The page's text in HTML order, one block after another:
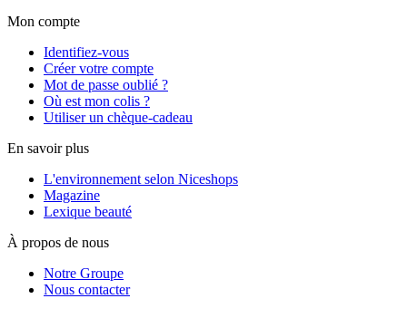
Mon compte
Identifiez-vous
Créer votre compte
Mot de passe oublié ?
Où est mon colis ?
Utiliser un chèque-cadeau
En savoir plus
L'environnement selon Niceshops
Magazine
Lexique beauté
À propos de nous
Notre Groupe
Nous contacter